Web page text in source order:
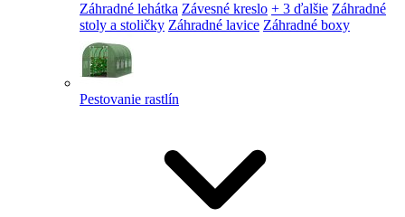
Záhradné lehátka Závesné kreslo + 3 ďalšie Záhradné
stoly a stoličky Záhradné lavice Záhradné boxy
Pestovanie rastlín